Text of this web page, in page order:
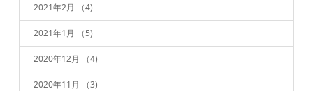
2021年2月 （4)
2021年1月 （5)
2020年12月 （4)
2020年11月 （3)